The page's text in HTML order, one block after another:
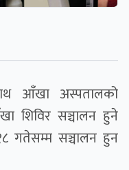
आँखा अस्पतालको
शिविर सञ्चालन हुने
गतेसम्म सञ्चालन हुन